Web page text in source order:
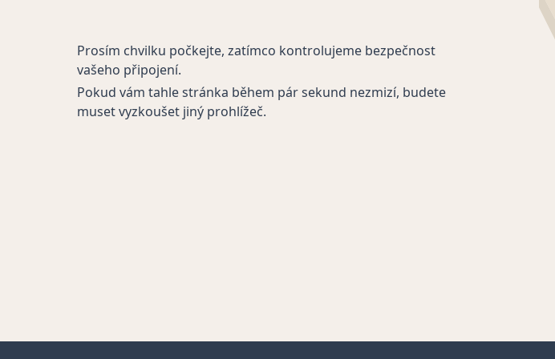
Prosím chvilku počkejte, zatímco kontrolujeme bezpečnost
vašeho připojení.
Pokud vám tahle stránka během pár sekund nezmizí, budete
muset vyzkoušet jiný prohlížeč.